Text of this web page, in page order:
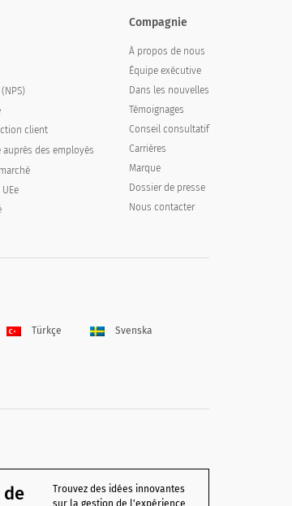
client
auprès des employés
Compagnie
À propos de nous
Équipe exécutive
Dans les nouvelles
Témoignages
Conseil consultatif
Carrières
Marque
Dossier de presse
Nous contacter
Türkçe Svenska
Trouvez des idées innovantes
sur la gestion de l'expérience